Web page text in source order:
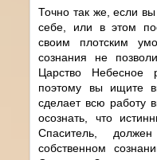
Точно так же, если
себе, или в этом
своим плотским
сознания не
Царство Небесное
поэтому вы ищите
сделает всю работу
осознать, что
Спаситель,
собственном